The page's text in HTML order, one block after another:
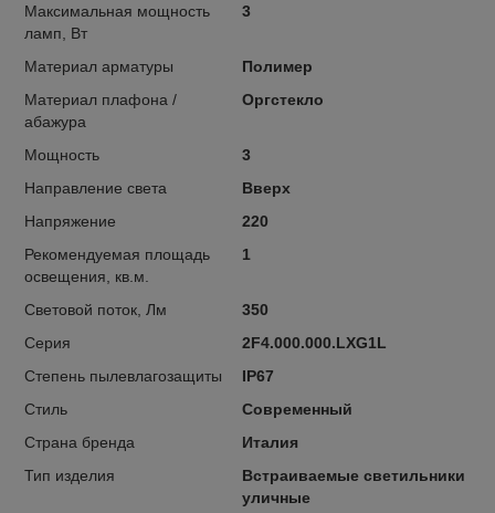
Максимальная мощность
ламп, Вт
3
Материал арматуры
Полимер
Материал плафона /
абажура
Оргстекло
Мощность
3
Направление света
Вверх
Напряжение
220
Рекомендуемая площадь
освещения, кв.м.
1
Световой поток, Лм
350
Серия
2F4.000.000.LXG1L
Степень пылевлагозащиты
IP67
Стиль
Современный
Страна бренда
Италия
Тип изделия
Встраиваемые светильники
уличные